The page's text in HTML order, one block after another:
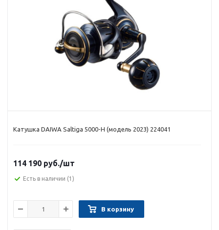
Катушка DAIWA Saltiga 5000-H (модель 2023) 224041
114 190 руб./шт
Есть в наличии (1)
В корзину